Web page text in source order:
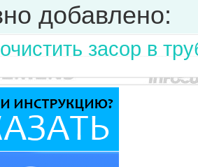
добавлено:
засор в